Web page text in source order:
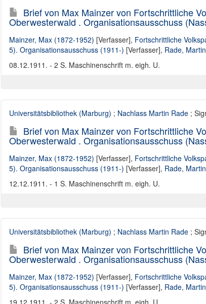
Brief von Max Mainzer von Fortschrittliche
Oberwesterwald . Organisationsausschuss
Mainzer, Max (1872-1952) [Verfasser], Fortschrittliche
5). Organisationsausschuss (1911-) [Verfasser], Rade,
08.12.1911. - 2 S. Maschinenschrift m. eigh. U.
Universitätsbibliothek (Marburg) ; Nachlass Martin Rade;
Brief von Max Mainzer von Fortschrittliche
Oberwesterwald . Organisationsausschuss
Mainzer, Max (1872-1952) [Verfasser], Fortschrittliche
5). Organisationsausschuss (1911-) [Verfasser], Rade,
12.12.1911. - 1 S. Maschinenschrift m. eigh. U.
Universitätsbibliothek (Marburg) ; Nachlass Martin Rade;
Brief von Max Mainzer von Fortschrittliche
Oberwesterwald . Organisationsausschuss
Mainzer, Max (1872-1952) [Verfasser], Fortschrittliche
5). Organisationsausschuss (1911-) [Verfasser], Rade,
19.12.1911. - 2 S. Maschinenschrift m. eigh. U.